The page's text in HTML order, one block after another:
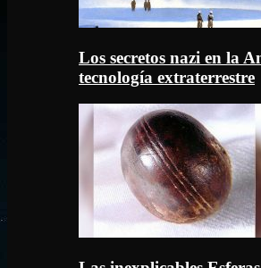
Los secretos nazi en la
tecnología extraterrestre